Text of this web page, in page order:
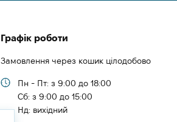
Графік роботи
Замовлення через кошик цілодобово
Пн - Пт: з 9:00 до 18:00
Cб: з 9:00 до 15:00
Нд: вихідний